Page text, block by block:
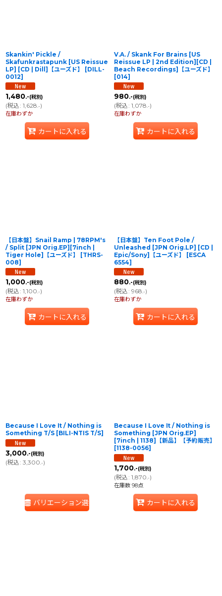
Skankin' Pickle /
Skafunkrastapunk [US Reissue
LP] [CD | Dill]【ユーズド】
[DILL-
0012]
1,480.-(税別)
(税込: 1,628.-)
在庫わずか
カートに入れる
V.A. / Skank For Brains [US
Reissue LP | 2nd Edition][CD |
Beach Recordings]【ユーズド】
[014]
980.-(税別)
(税込: 1,078.-)
在庫わずか
カートに入れる
【日本盤】Snail Ramp | 78RPM's
/ Split [JPN Orig.EP][7inch |
Tiger Hole]【ユーズド】
[THRS-
008]
1,000.-(税別)
(税込: 1,100.-)
在庫わずか
カートに入れる
【日本盤】Ten Foot Pole /
Unleashed [JPN Orig.LP] [CD |
Epic/Sony]【ユーズド】
[ESCA
6554]
880.-(税別)
(税込: 968.-)
在庫わずか
カートに入れる
Because I Love It / Nothing is
Something T/S [BILI-NTIS T/S]
3,000.-(税別)
(税込: 3,300.-)
バリエーション選択
Because I Love It / Nothing is
Something [JPN Orig.EP]
[7inch | 1138]【新品】【予約販売】
[1138-0056]
1,700.-(税別)
(税込: 1,870.-)
在庫数 98点
カートに入れる